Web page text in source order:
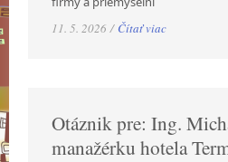
11. 5. 2026 / Čítať viac
Otáznik pre: Ing.
manažérku hotela